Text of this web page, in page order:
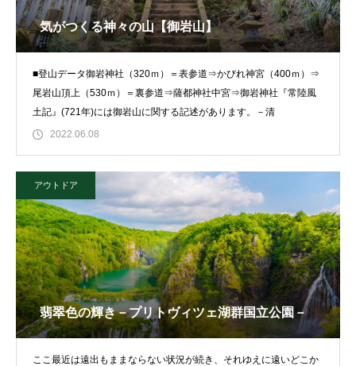
気がつくる神々の山【御岩山】
■登山データ御岩神社（320ｍ）＝表参道⇒かびれ神宮（400ｍ）⇒
尾岩山頂上（530ｍ）＝裏参道⇒薩都神社中宮⇒御岩神社『常陸風
土記』(721年)には御岩山に関する記述があります。－清
2022.06.08
アウトドア
翡翠色の輝き－プリトヴィツェ湖群国立公園－
ここ最近は遠出もままならない状況が続き、それゆえに遠いどこか